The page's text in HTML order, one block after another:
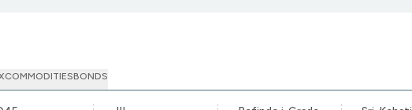
COMMODITIESBONDS